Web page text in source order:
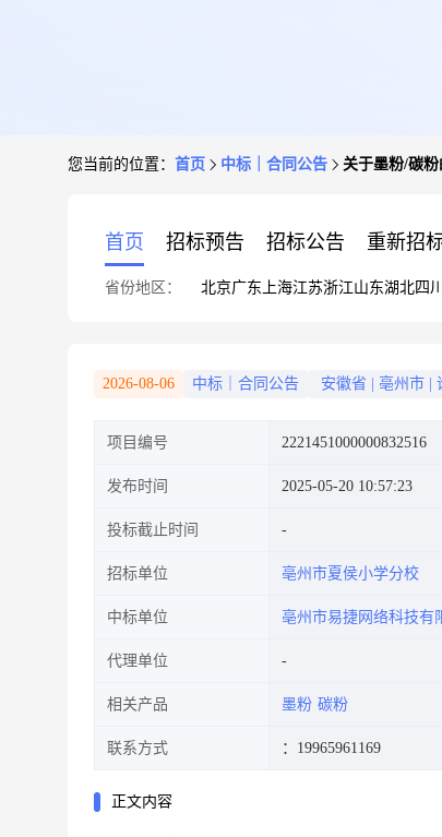
您当前的位置： 首页 中标｜合同公告 关于墨粉/碳
首页 招标预告 招标公告 重新招
省份地区： 北京广东 上海江苏浙江山东湖北四川
2026-08-06 中标｜合同公告 安徽省 亳州市
项目编号 2221451000000832516
发布时间 2025-05-20 10:57:23
投标截止时间
招标单位 亳州市夏侯小学分校
中标单位 亳州市易捷网络科技有
代理单位
相关产品 墨粉 碳粉
联系方式 ：19965961169
正文内容